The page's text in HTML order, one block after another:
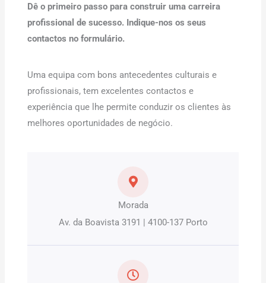
Dê o primeiro passo para construir uma carreira
profissional de sucesso. Indique-nos os seus
contactos no formulário.
Uma equipa com bons antecedentes culturais e
profissionais, tem excelentes contactos e
experiência que lhe permite conduzir os clientes às
melhores oportunidades de negócio.
Morada
Av. da Boavista 3191 | 4100-137 Porto